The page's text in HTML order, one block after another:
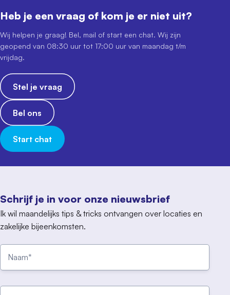
Schrijf je in voor onze nieuwsbrief
Ik wil maandelijks tips & tricks ontvangen over locaties en
zakelijke bijeenkomsten.
Heb je een vraag of kom je er niet uit?
Wij helpen je graag! Bel, mail of start een chat. Wij zijn
geopend van 08:30 uur tot 17:00 uur van maandag t/m
vrijdag.
Stel je vraag
Bel ons
Start chat